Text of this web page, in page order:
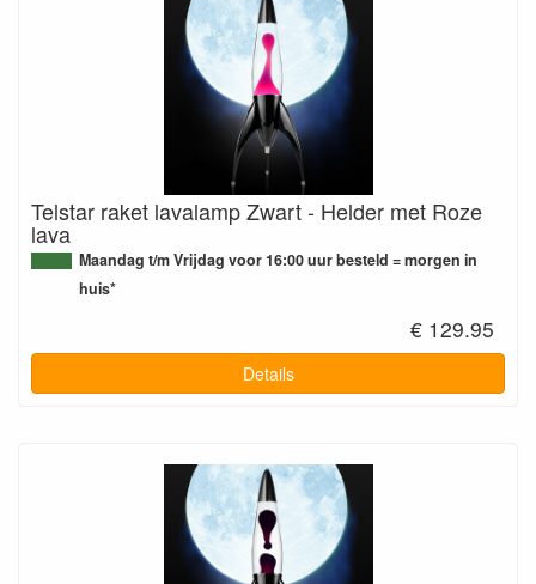
Telstar raket lavalamp Zwart - Helder met Roze
lava
Maandag t/m Vrijdag voor 16:00 uur besteld = morgen in
huis*
€ 129.95
Details